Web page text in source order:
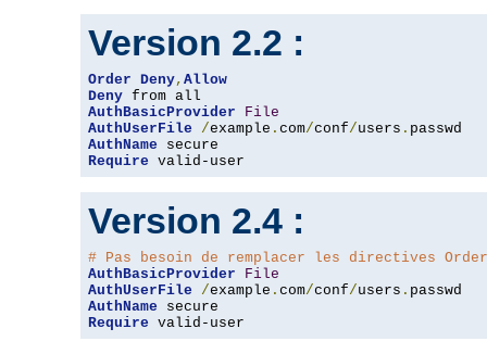
Version 2.2 :
Order Deny, Allow
Deny
AuthBasicProvider
File
AuthUserFile
/example . com/conf/users .
AuthName
Require valid-user
Version 2.4 :
# Pas besoin de remplacer les directives
AuthBasicProvider
File
AuthUserFile
/example . com/conf/users .
AuthName
Require valid-user